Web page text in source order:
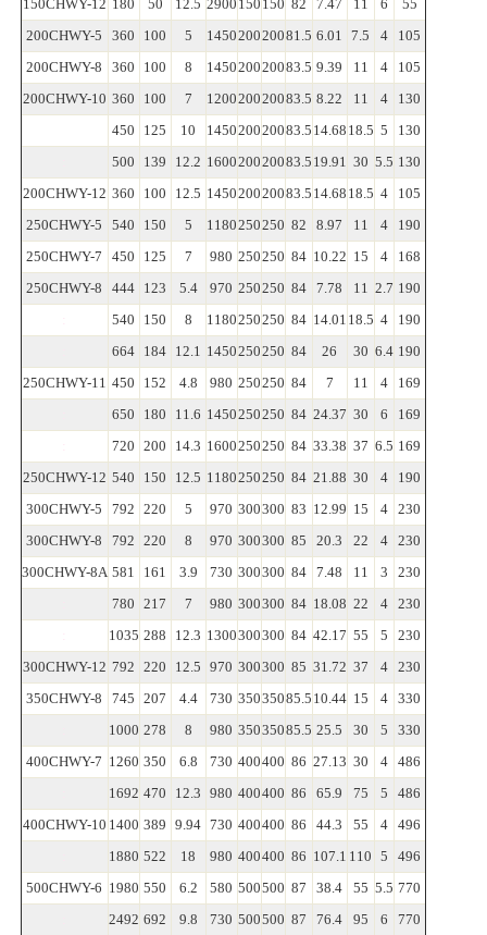
150CHWY-12 180 50 12.5 2900 150 150 82 7.47 11 6
55
200CHWY-5
360 100 5 145020020081.5 6.01 7.5 4
105
200CHWY-8
360 100 8 145020020083.5 9.39 11 4
105
200CHWY-10 360 100 7 120020020083.5 8.22 11 4
130
450
125 10 145020020083.5 14.68 18.5 5
130
500 139 12.2 160020020083.5 19.91 30 5.5 130
200CHWY-12 360 100 12.5 145020020083.5 14.68 18.5 4
105
250CHWY-5
540 150 5 1180250250 82 8.97 11 4
190
250CHWY-7
450 125 7 980 250250 84 10.22 15 4
168
250CHWY-8
444 123 5.4 970 250250 84 7.78 11 2.7 190
540 150 8 1180250250 84 14.01 18.5 4
190
664 184 12.1 1450250250 84 26 30 6.4 190
250CHWY-11 450 152 4.8 980 250250 84 7 11 4
169
650 180 11.6 1450250250 84 24.37 30 6
169
720 200 14.3 1600250250 84 33.38 37 6.5 169
250CHWY-12 540 150 12.5 1180250250 84 21.88 30 4
190
300CHWY-5
792 220 5 970 300300 83 12.99 15 4
230
300CHWY-8
792 220 8 970 300300 85 20.3 22 4
230
300CHWY-8A 581 161 3.9 730 300300 84 7.48 11 3
230
780 217 7 980 300300 84 18.08 22 4
230
1035 288 12.3 1300300300 84 42.17 55 5
230
300CHWY-12 792 220 12.5 970 300300 85 31.72 37 4
230
350CHWY-8
745 207 4.4 730 35035085.5 10.44 15 4
330
1000 278 8 980 35035085.5 25.5 30 5
330
400CHWY-7 1260 350 6.8 730 400400 86 27.13 30 4
486
1692 470 12.3 980 400400 86 65.9 75 5
486
400CHWY-10 1400 389 9.94 730 400400 86 44.3 55 4
496
1880 522 18 980 400400 86 107.1 110 5
496
500CHWY-6 1980 550 6.2 580 500500 87 38.4 55 5.5 770
2492 692 9.8 730 500500 87 76.4 95 6
770